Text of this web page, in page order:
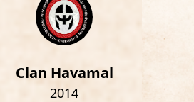
Clan Havamal
2014